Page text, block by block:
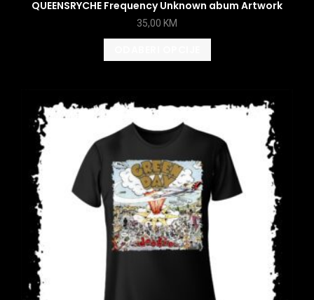
QUEENSRYCHE Frequency Unknown abum Artwork
35,00 KM